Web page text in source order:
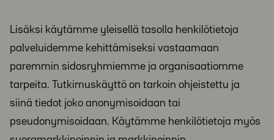
Lisäksi käytämme yleisellä tasolla henkilötietoja
palveluidemme kehittämiseksi vastaamaan
paremmin sidosryhmiemme ja organisaatiomme
tarpeita. Tutkimuskäyttö on tarkoin ohjeistettu ja
siinä tiedot joko anonymisoidaan tai
pseudonymisoidaan. Käytämme henkilötietoja myös